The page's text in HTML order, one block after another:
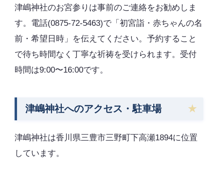
津嶋神社のお宮参りは事前のご連絡をお勧めしま
す。電話(0875-72-5463)で「初宮詣・赤ちゃんの名
前・希望日時」を伝えてください。予約すること
で待ち時間なく丁寧な祈祷を受けられます。受付
時間は9:00〜16:00です。
津嶋神社へのアクセス・駐車場
津嶋神社は香川県三豊市三野町下高瀬1894に位置
しています。